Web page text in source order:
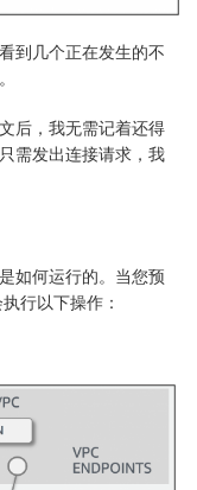
到几个正在发生的不
后，我无需记着还得
需发出连接请求，我
如何运行的。当您预
行以下操作：